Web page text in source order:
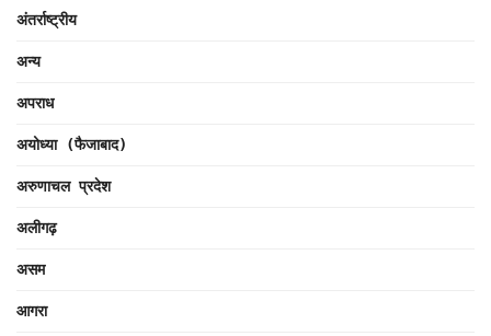
अंतर्राष्ट्रीय
अन्य
अपराध
अयोध्या (फैजाबाद)
अरुणाचल प्रदेश
अलीगढ़
असम
आगरा